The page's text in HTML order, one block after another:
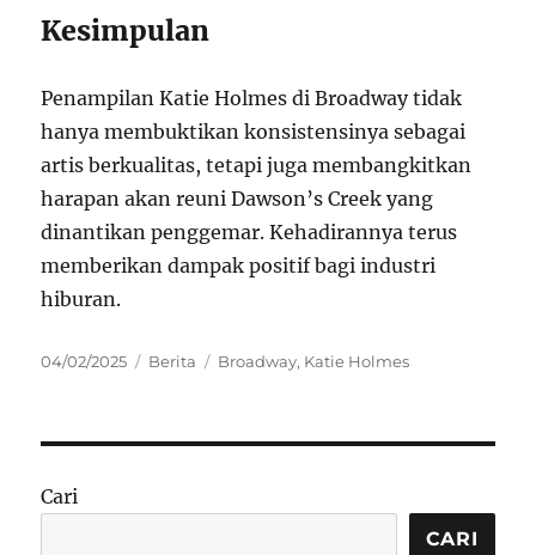
Kesimpulan
Penampilan Katie Holmes di Broadway tidak
hanya membuktikan konsistensinya sebagai
artis berkualitas, tetapi juga membangkitkan
harapan akan reuni Dawson’s Creek yang
dinantikan penggemar. Kehadirannya terus
memberikan dampak positif bagi industri
hiburan.
Posted
04/02/2025 Categories
Berita Tags
Broadway, Katie Holmes
Cari
CARI